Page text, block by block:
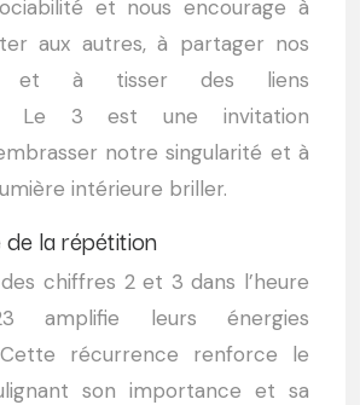
et nous encourage à
aux autres, à partager nos
et à tisser des liens
Le 3 est une invitation
notre singularité et à
intérieure briller.
de la répétition
chiffres 2 et 3 dans l’heure
amplifie leurs énergies
récurrence renforce le
son importance et sa